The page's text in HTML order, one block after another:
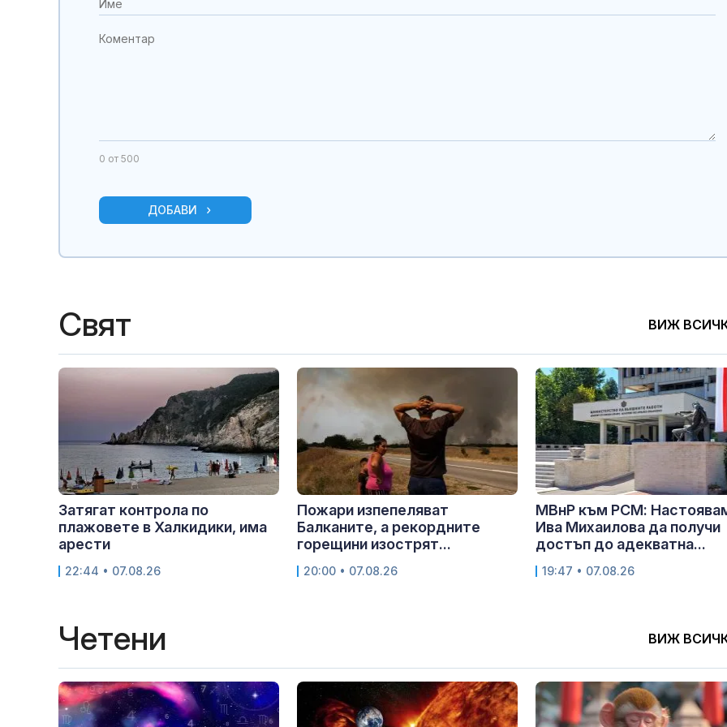
0 от 500
ДОБАВИ
Свят ВИЖ
Затягат контрола по
плажовете в Халкидики, има
арести
22:44 • 07.08.26
Пожари изпепеляват
Балканите, а рекордните
горещини изострят...
20:00 • 07.08.26
МВнР към РСМ:
Ива Михаилова да получи
достъп до адекватна...
19:47 • 07.08.26
Четени ВИЖ